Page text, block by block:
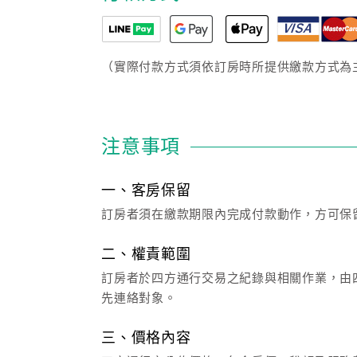
（實際付款方式須依訂房時所提供繳款方式為
注意事項
一、客房保留
訂房者須在繳款期限內完成付款動作，方可
二、權責範圍
訂房者於四方通行交易之紀錄與相關作業，
先連絡對象。
三、價格內容